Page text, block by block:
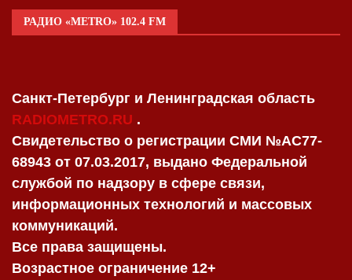
РАДИО «METRO» 102.4 FM
Санкт-Петербург и Ленинградская область
RADIOMETRO.RU .
Свидетельство о регистрации СМИ №AC77-
68943 от 07.03.2017, выдано Федеральной
службой по надзору в сфере связи,
информационных технологий и массовых
коммуникаций.
Все права защищены.
Возрастное ограничение 12+